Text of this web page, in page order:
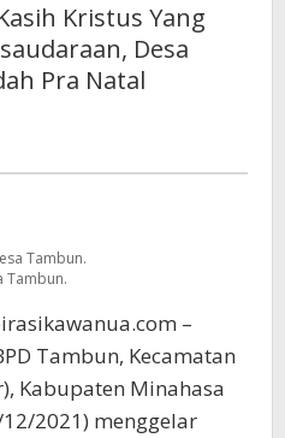
Kristus Yang
Desa
Pra Natal
Tambun.
–
Tambun, Kecamatan
Kabupaten Minahasa
2021) menggelar